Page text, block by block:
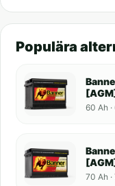
Populära
60 Ah
70 Ah